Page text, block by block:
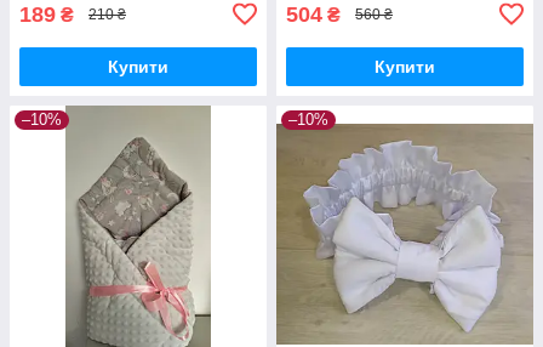
189 ₴ 210 ₴
Купити
504 ₴ 560 ₴
Купити
–10% –10%